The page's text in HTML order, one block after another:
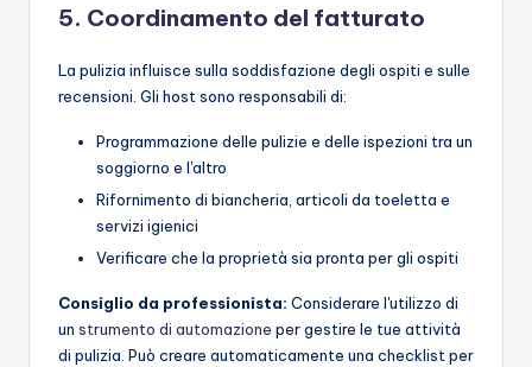
5. Coordinamento del fatturato
La pulizia influisce sulla soddisfazione degli ospiti e sulle
recensioni. Gli host sono responsabili di:
Programmazione delle pulizie e delle ispezioni tra un
soggiorno e l'altro
Rifornimento di biancheria, articoli da toeletta e
servizi igienici
Verificare che la proprietà sia pronta per gli ospiti
Consiglio da professionista: Considerare l'utilizzo di
un strumento di automazione per gestire le tue attività
di pulizia. Può creare automaticamente una checklist per